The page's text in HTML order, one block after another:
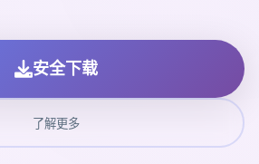
安全下载
了解更多